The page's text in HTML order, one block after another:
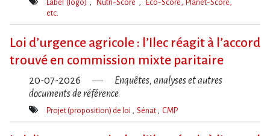
Mot(s)-
Label (logo) Nutri-Score
Éco-Score, Planet-Score,
etc.
Loi d​‌’urgence agricole : l​‌’Ilec réagit à l​‌’accord
trouvé en commission mixte paritaire
20-07-2026
Enquêtes, analyses et autres
documents de référence
Mot(s)-
Projet (proposition) de loi Sénat CMP